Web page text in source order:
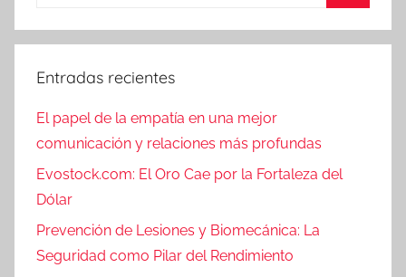
Entradas recientes
El papel de la empatía en una mejor
comunicación y relaciones más profundas
Evostock.com: El Oro Cae por la Fortaleza del
Dólar
Prevención de Lesiones y Biomecánica: La
Seguridad como Pilar del Rendimiento